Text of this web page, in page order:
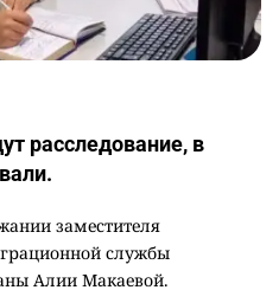
расследование, в
заместителя
службы
Алии Макаевой.